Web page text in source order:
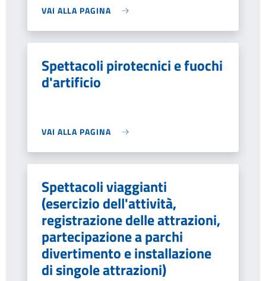
VAI ALLA PAGINA
Spettacoli pirotecnici e fuochi
d'artificio
VAI ALLA PAGINA
Spettacoli viaggianti
(esercizio dell'attività,
registrazione delle attrazioni,
partecipazione a parchi
divertimento e installazione
di singole attrazioni)